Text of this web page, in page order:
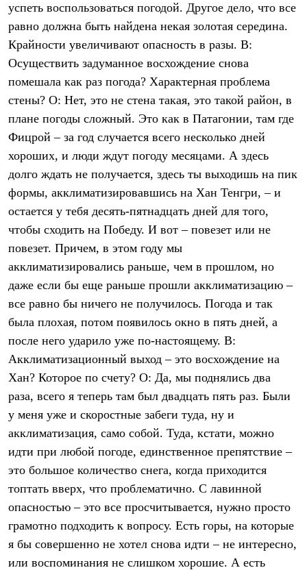
Софтшелл одежда
Куртки
Брюки
Лёгкая одежда
Рубашки
Футболки
Толстовки
Брюки
Термобелье
Теплое термобелье
Среднее термобелье
Легкое термобелье
Флисовая одежда
Брюки
Детская одежда
Утепленная пухом
Комбинезоны
Куртки
Брюки
Утепленная синтетикой
Комбинезоны
Куртки
Лёгкая одежда
Футболки
Толстовки
Брюки
Софтшелл одежда
Куртки
Флисовая одежда
Куртки
Брюки
Комбинезоны
Термобелье
Палатки и тенты
Палатки
Тенты
Аксессуары для палаток
Рюкзаки
успеть воспользоваться погодой. Другое дело, что все
равно должна быть найдена некая золотая середина.
Крайности увеличивают опасность в разы. В:
Осуществить задуманное восхождение снова
помешала как раз погода? Характерная проблема
стены? О: Нет, это не стена такая, это такой район, в
плане погоды сложный. Это как в Патагонии, там где
Фицрой – за год случается всего несколько дней
хороших, и люди ждут погоду месяцами. А здесь
долго ждать не получается, здесь ты выходишь на пик
формы, акклиматизировавшись на Хан Тенгри, – и
остается у тебя десять-пятнадцать дней для того,
чтобы сходить на Победу. И вот – повезет или не
повезет. Причем, в этом году мы
акклиматизировались раньше, чем в прошлом, но
даже если бы еще раньше прошли акклиматизацию –
все равно бы ничего не получилось. Погода и так
была плохая, потом появилось окно в пять дней, а
после него ударило уже по-настоящему. В:
Акклиматизационный выход – это восхождение на
Хан? Которое по счету? О: Да, мы поднялись два
раза, всего я теперь там был двадцать пять раз. Были
у меня уже и скоростные забеги туда, ну и
акклиматизация, само собой. Туда, кстати, можно
идти при любой погоде, единственное препятствие –
это большое количество снега, когда приходится
топтать вверх, что проблематично. С лавинной
опасностью – это все просчитывается, нужно просто
грамотно подходить к вопросу. Есть горы, на которые
я бы совершенно не хотел снова идти – не интересно,
или воспоминания не слишком хорошие. А есть